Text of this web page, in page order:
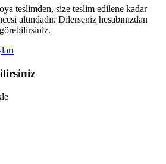
teslimden, size teslim edilene kadar
altındadır. Dilerseniz hesabınızdan